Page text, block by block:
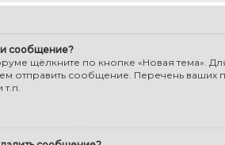
сообщение?
щёлкните по кнопке «Новая тема».
отправить сообщение. Перечень ваших